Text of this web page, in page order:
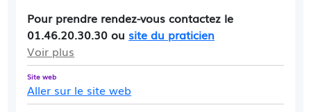
Pour prendre rendez-vous contactez le
01.46.20.30.30 ou site du praticien
Voir plus
Site web
Aller sur le site web